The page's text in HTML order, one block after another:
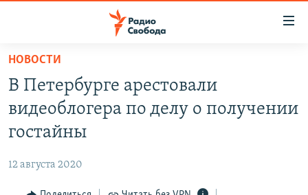
упрощенного
доступа
основному
Вернутся
ПРОГРАММЫ
ПОДКАСТЫ
АВТОРСКИЕ ПРОЕКТЫ
МНЕНИЯ
НОВОСТИ
В Петербурге арестовали
видеоблогера по делу о получении
гостайны
12 августа 2020